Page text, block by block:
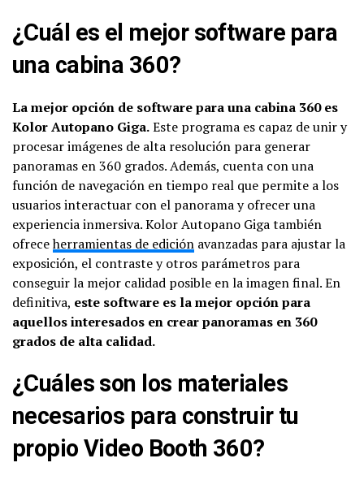
¿Cuál es el mejor software para
una cabina 360?
La mejor opción de software para una cabina 360 es
Kolor Autopano Giga.Este programa es capaz de unir y
procesar imágenes de alta resolución para generar
panoramas en 360 grados. Además, cuenta con una
función de navegación en tiempo real que permite a los
usuarios interactuar con el panorama y ofrecer una
experiencia inmersiva. Kolor Autopano Giga también
ofreceherramientas de edición avanzadas para ajustar la
exposición, el contraste y otros parámetros para
conseguir la mejor calidad posible en la imagen final. En
definitiva, este software es la mejor opción para
aquellos interesados en crear panoramas en 360
grados de alta calidad.
¿Cuáles son los materiales
necesarios para construir tu
propio Video Booth 360?